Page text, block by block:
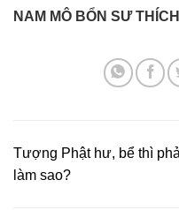
NAM MÔ BỔN SƯ
Tượng Phật hư, bể thì
làm sao?